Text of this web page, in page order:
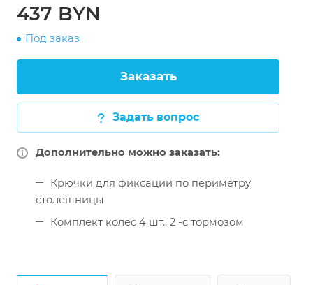
437 BYN
Под заказ
Заказать
Задать вопрос
Дополнительно можно заказать:
Крючки для фиксации по периметру
столешницы
Комплект колес 4 шт., 2 -с тормозом